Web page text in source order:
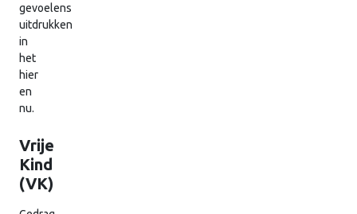
gevoelens
uitdrukken
in
het
hier
en
nu.
Vrije
Kind
(VK)